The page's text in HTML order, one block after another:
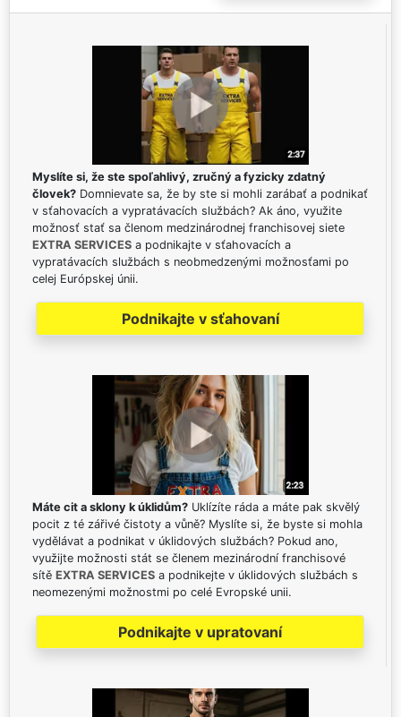
Myslíte si, že ste spoľahlivý, zručný a fyzicky zdatný
človek? Domnievate sa, že by ste si mohli zarábať a podnikať
v sťahovacích a vypratávacích službách? Ak áno, využite
možnosť stať sa členom medzinárodnej franchisovej siete
EXTRA SERVICES a podnikajte v sťahovacích a
vypratávacích službách s neobmedzenými možnosťami po
celej Európskej únii.
Podnikajte v sťahovaní
Máte cit a sklony k úklidům? Uklízíte ráda a máte pak skvělý
pocit z té zářivé čistoty a vůně? Myslíte si, že byste si mohla
vydělávat a podnikat v úklidových službách? Pokud ano,
využijte možnosti stát se členem mezinárodní franchisové
sítě EXTRA SERVICES a podnikejte v úklidových službách s
neomezenými možnostmi po celé Evropské unii.
Podnikajte v upratovaní